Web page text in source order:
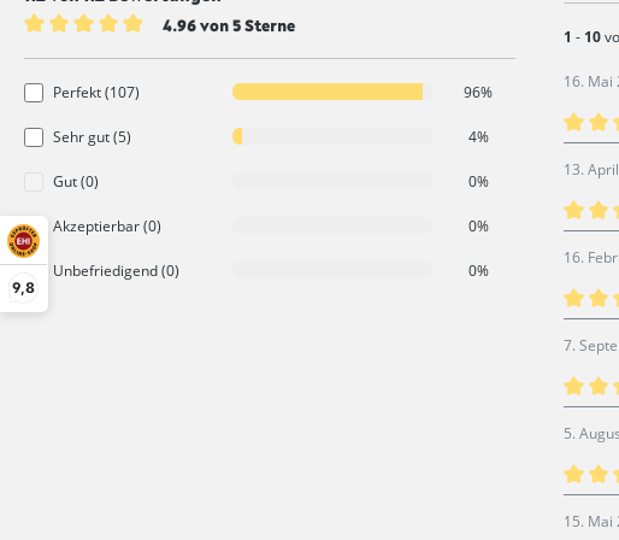
9,8
4.96 von 5 Sterne
Perfekt (107) 96%
Sehr gut (5) 4%
Gut (0) 0%
Akzeptierbar (0) 0%
Unbefriedigend (0) 0%
1 - 10
16. Mai
13.
16.
7.
5.
15. Mai